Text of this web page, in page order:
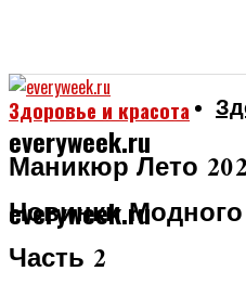
everyweek.ru
everyweek.ru
Здоровье и красота
Маникюр Лето
Новинки
Часть 2